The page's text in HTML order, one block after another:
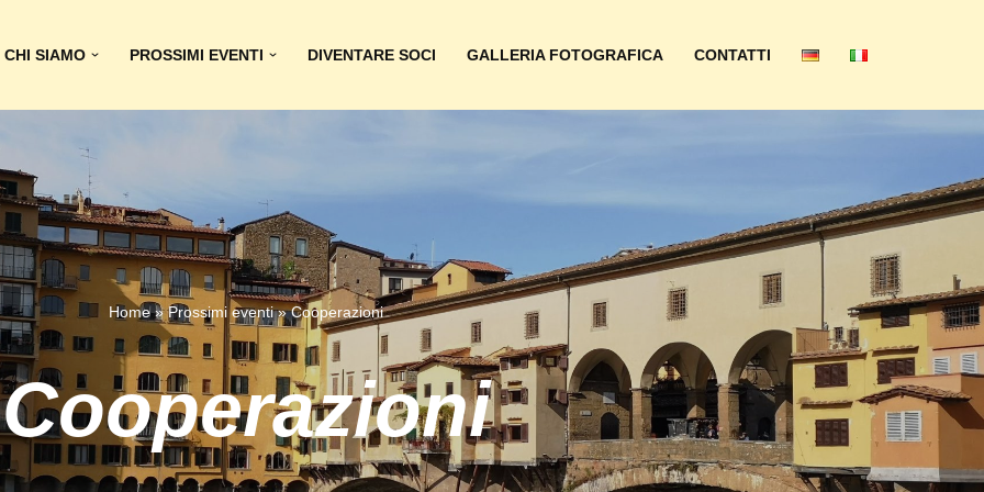
CHI SIAMO PROSSIMI EVENTI DIVENTARE SOCI GALLERIA FOTOGRAFICA CONTATTI
Home»Prossimi eventi»Cooperazioni
Cooperazioni